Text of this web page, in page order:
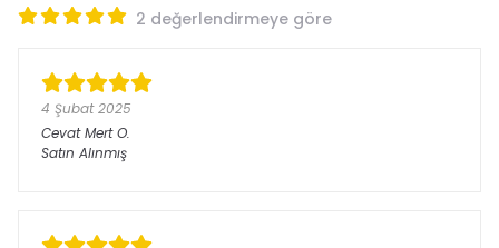
2 değerlendirmeye göre
4 Şubat 2025
Cevat MertO.
Satın Alınmış